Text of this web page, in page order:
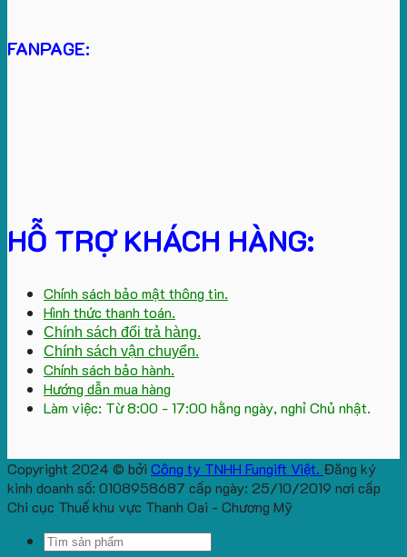
FANPAGE:
HỖ TRỢ KHÁCH HÀNG:
Chính sách bảo mật thông tin.
Hình thức thanh toán.
Chính sách đổi trả hàng.
Chính sách vận chuyển.
Chính sách bảo hành.
Hướng dẫn mua hàng
Làm việc: Từ 8:00 - 17:00 hằng ngày, nghỉ Chủ nhật.
Copyright 2024 © bởi Công ty TNHH Fungift Việt. Đăng ký
kinh doanh số: 0108958687 cấp ngày: 25/10/2019 nơi cấp
Chi cục Thuế khu vực Thanh Oai - Chương Mỹ
Search